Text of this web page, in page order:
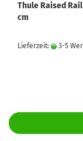
Thule Raised
cm
Lieferzeit: 3-5